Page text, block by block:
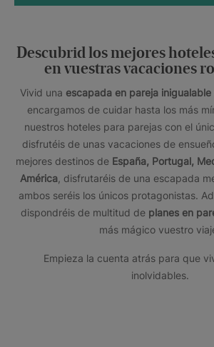
Descubrid los mejores
en vuestras vacaciones
Vivid una escapada en pareja inigualable
encargamos de cuidar hasta los más
nuestros hoteles para parejas con el
disfrutéis de unas vacaciones de
mejores destinos de España, Portugal,
América, disfrutaréis de una escapada
ambos seréis los únicos protagonistas.
dispondréis de multitud de planes en
más mágico vuestro
Empieza la cuenta atrás para que
inolvidables.